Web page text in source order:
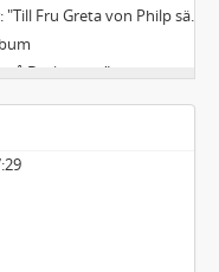
Greta von Philp sändes:..."
Böckerna..."
Uhls död
und übersetzt von Emil Schering